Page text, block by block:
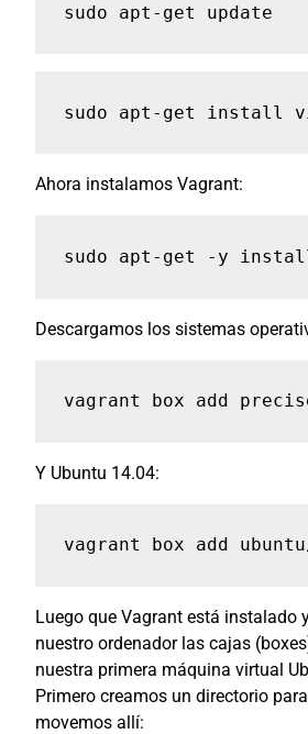
sudo apt-get update
sudo apt-get install
Ahora instalamos Vagrant:
sudo apt-get -y
Descargamos los sistemas
vagrant box add
Y Ubuntu 14.04:
vagrant box add
Luego que Vagrant está instalado
nuestro ordenador las cajas
nuestra primera máquina virtual
Primero creamos un directorio
movemos allí: